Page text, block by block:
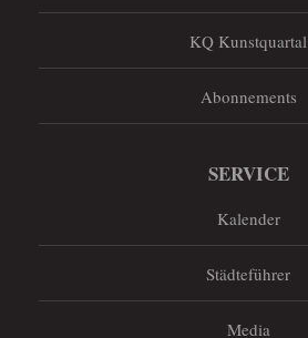
KQ Kunstquartal
Abonnements
SERVICE
Kalender
Städteführer
Media